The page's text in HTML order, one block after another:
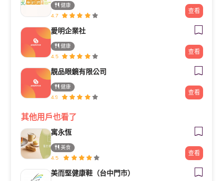
健康
4.7
查看
愛明企業社
健康
4.5
查看
靚品眼鏡有限公司
健康
4.9
查看
其他用戶也看了
寓永恆
美食
4.5
查看
美而堅健康鞋（台中門市）